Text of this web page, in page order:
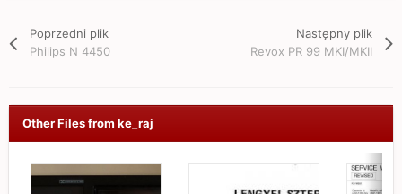
Poprzedni plik
Philips N 4450
Następny plik
Revox PR 99 MKI/MKII
Other Files from ke_raj